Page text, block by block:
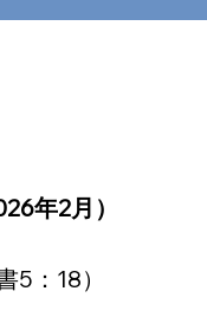
年2月）
5：18）